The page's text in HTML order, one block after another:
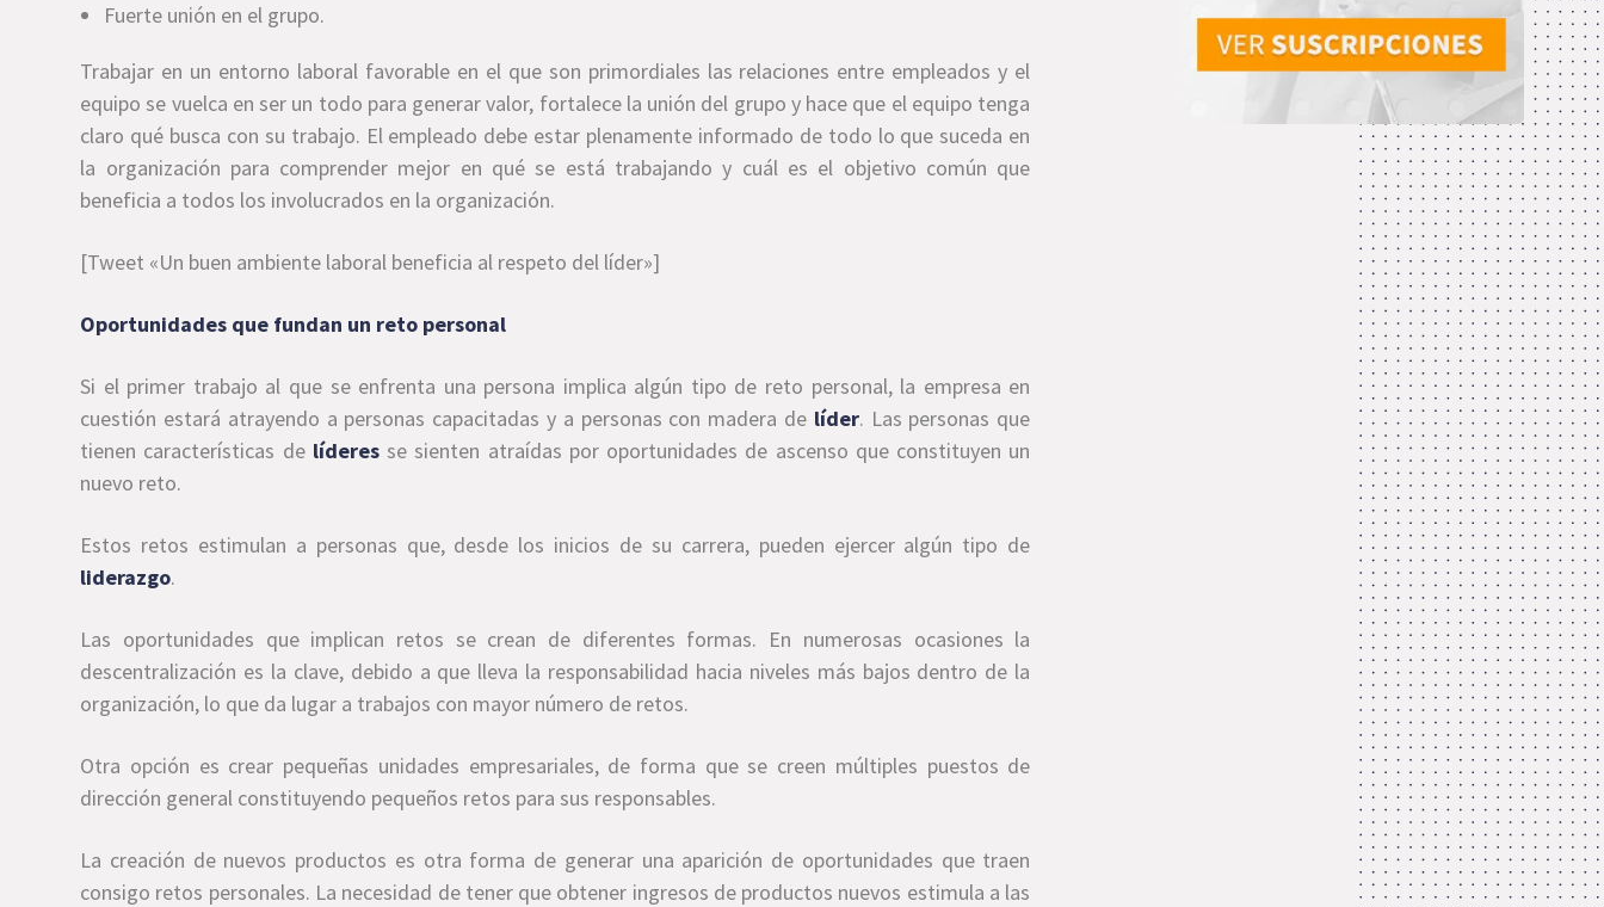
Fuerte unión en el grupo.
Trabajar en un entorno laboral favorable en el que son primordiales las relaciones entre empleados y el
equipo se vuelca en ser un todo para generar valor, fortalece la unión del grupo y hace que el equipo tenga
claro qué busca con su trabajo. El empleado debe estar plenamente informado de todo lo que suceda en
la organización para comprender mejor en qué se está trabajando y cuál es el objetivo común que
beneficia a todos los involucrados en la organización.
[Tweet «Un buen ambiente laboral beneficia al respeto del líder»]
Oportunidades que fundan un reto personal
Si el primer trabajo al que se enfrenta una persona implica algún tipo de reto personal, la empresa en
cuestión estará atrayendo a personas capacitadas y a personas con madera de líder. Las personas que
tienen características de líderesse sienten atraídas por oportunidades de ascenso que constituyen un
nuevo reto.
Estos retos estimulan a personas que, desde los inicios de su carrera, pueden ejercer algún tipo de
liderazgo.
Las oportunidades que implican retos se crean de diferentes formas. En numerosas ocasiones la
descentralización es la clave, debido a que lleva la responsabilidad hacia niveles más bajos dentro de la
organización, lo que da lugar a trabajos con mayor número de retos.
Otra opción es crear pequeñas unidades empresariales, de forma que se creen múltiples puestos de
dirección general constituyendo pequeños retos para sus responsables.
La creación de nuevos productos es otra forma de generar una aparición de oportunidades que traen
consigo retos personales. La necesidad de tener que obtener ingresos de productos nuevos estimula a las